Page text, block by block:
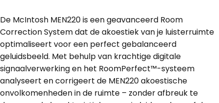
De McIntosh MEN220 is een geavanceerd Room
Correction System dat de akoestiek van je luisterruimte
optimaliseert voor een perfect gebalanceerd
geluidsbeeld. Met behulp van krachtige digitale
signaalverwerking en het RoomPerfect™-systeem
analyseert en corrigeert de MEN220 akoestische
onvolkomenheden in de ruimte – zonder afbreuk te